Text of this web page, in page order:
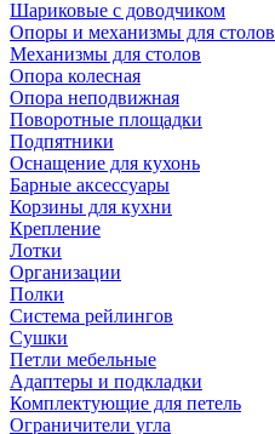
Шариковые с доводчиком
Опоры и механизмы для столов
Механизмы для столов
Опора колесная
Опора неподвижная
Поворотные площадки
Подпятники
Оснащение для кухонь
Барные аксессуары
Корзины для кухни
Крепление
Лотки
Организации
Полки
Система рейлингов
Сушки
Петли мебельные
Адаптеры и подкладки
Комплектующие для петель
Ограничители угла